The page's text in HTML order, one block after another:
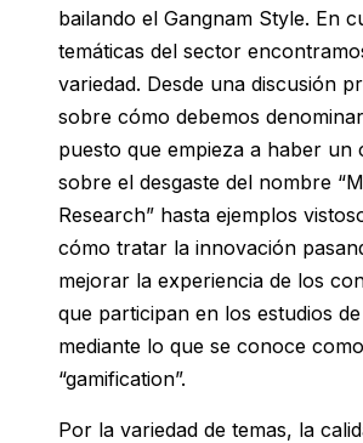
bailando el Gangnam Style. En
temáticas del sector
variedad. Desde una discusión
sobre cómo debemos
puesto que empieza a haber un
sobre el desgaste del nombre
Research” hasta ejemplos
cómo tratar la innovación
mejorar la experiencia de los
que participan en los estudios
mediante lo que se conoce como
“gamification”.
Por la variedad de temas, la